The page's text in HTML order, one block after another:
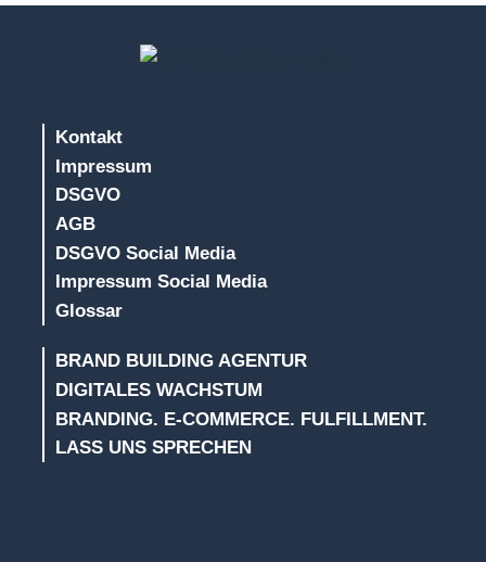
Kontakt
Impressum
DSGVO
AGB
DSGVO Social Media
Impressum Social Media
Glossar
BRAND BUILDING AGENTUR
DIGITALES WACHSTUM
BRANDING. E-COMMERCE. FULFILLMENT.
LASS UNS SPRECHEN